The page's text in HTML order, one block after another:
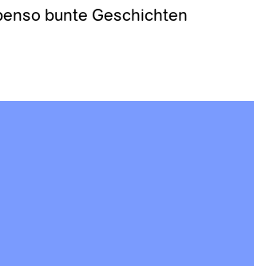
bunte Geschichten